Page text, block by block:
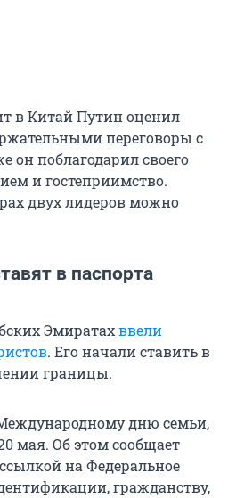
в Китай Путин оценил
переговоры с
он поблагодарил своего
и гостеприимство.
двух лидеров можно
в паспорта
Эмиратахввели
. Его начали ставить в
границы.
дню семьи,
мая. Об этом сообщает
на Федеральное
гражданству,